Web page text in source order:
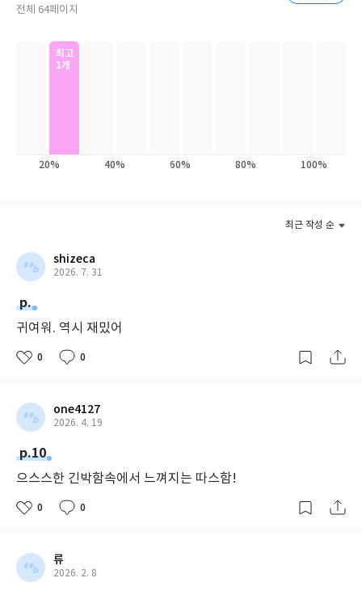
전체 64페이지
최고
1개
20% 40% 60% 80% 100%
최근 작성 순
shizeca
2026. 7. 31
p.
귀여워. 역시 재밌어
0 0
one4127
2026. 4. 19
p.10
으스스한 긴박함속에서 느껴지는 따스함!
0 0
류
2026. 2. 8